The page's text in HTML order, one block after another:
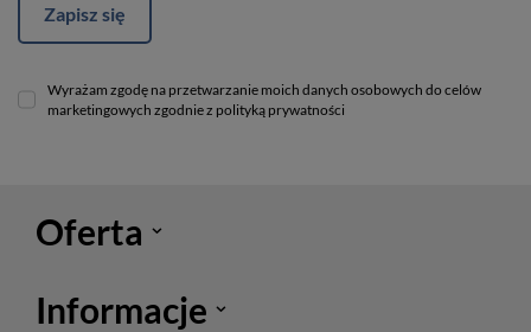
Zapisz się
Wyrażam zgodę na przetwarzanie moich danych osobowych do celów
marketingowych zgodnie z polityką prywatności
Oferta
Informacje